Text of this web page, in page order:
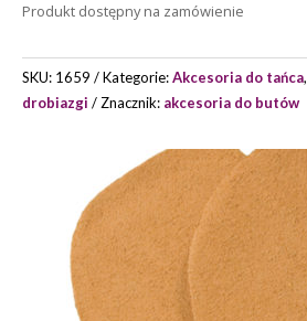
MARKI
ROSE
Produkt dostępny na zamówienie
SKU: 1659 Kategorie:Akcesoria do tańca,
drobiazgi
Znacznik: akcesoria do butów